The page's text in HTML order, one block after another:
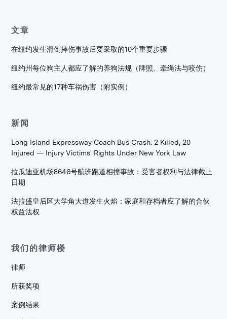
文章
在纽约发生滑倒摔伤事故后要采取的10个重要步骤
纽约州每位狗主人都应了解的养狗法规（牌照、牵绳法与咬伤）
纽约最常见的17种车祸伤害（附实例）
新闻
Long Island Expressway Coach Bus Crash: 2 Killed, 20
Injured — Injury Victims' Rights Under New York Law
拉瓜迪亚机场8646号航班跑道相撞事故：受害者权利与法律截止
日期
法拉盛皇后区大学角大道发生火焰：家庭和存档者应了解的合伙
权益法权
我们的律师楼
律师
所获奖项
案例结果